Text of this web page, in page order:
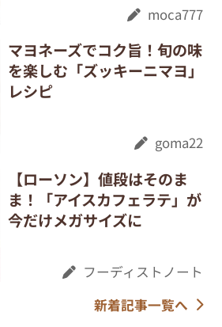
moca777
マヨネーズでコク旨！旬の味
を楽しむ「ズッキーニマヨ」
レシピ
goma22
【ローソン】値段はそのま
ま！「アイスカフェラテ」が
今だけメガサイズに
フーディストノート
新着記事一覧へ